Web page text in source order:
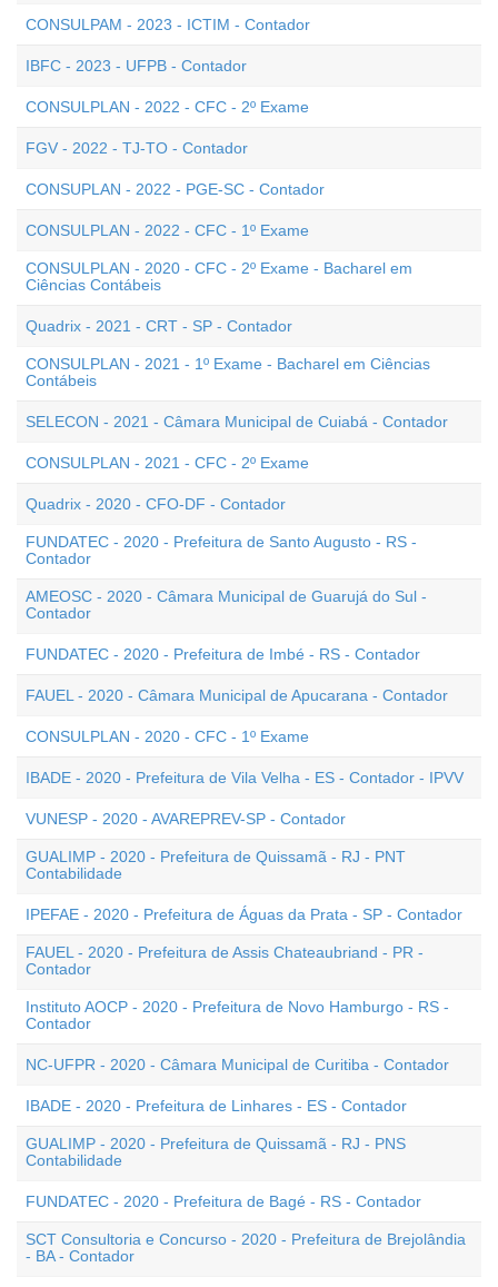
CONSULPAM - 2023 - ICTIM - Contador
IBFC - 2023 - UFPB - Contador
CONSULPLAN - 2022 - CFC - 2º Exame
FGV - 2022 - TJ-TO - Contador
CONSUPLAN - 2022 - PGE-SC - Contador
CONSULPLAN - 2022 - CFC - 1º Exame
CONSULPLAN - 2020 - CFC - 2º Exame - Bacharel em
Ciências Contábeis
Quadrix - 2021 - CRT - SP - Contador
CONSULPLAN - 2021 - 1º Exame - Bacharel em Ciências
Contábeis
SELECON - 2021 - Câmara Municipal de Cuiabá - Contador
CONSULPLAN - 2021 - CFC - 2º Exame
Quadrix - 2020 - CFO-DF - Contador
FUNDATEC - 2020 - Prefeitura de Santo Augusto - RS -
Contador
AMEOSC - 2020 - Câmara Municipal de Guarujá do Sul -
Contador
FUNDATEC - 2020 - Prefeitura de Imbé - RS - Contador
FAUEL - 2020 - Câmara Municipal de Apucarana - Contador
CONSULPLAN - 2020 - CFC - 1º Exame
IBADE - 2020 - Prefeitura de Vila Velha - ES - Contador - IPVV
VUNESP - 2020 - AVAREPREV-SP - Contador
GUALIMP - 2020 - Prefeitura de Quissamã - RJ - PNT
Contabilidade
IPEFAE - 2020 - Prefeitura de Águas da Prata - SP - Contador
FAUEL - 2020 - Prefeitura de Assis Chateaubriand - PR -
Contador
Instituto AOCP - 2020 - Prefeitura de Novo Hamburgo - RS -
Contador
NC-UFPR - 2020 - Câmara Municipal de Curitiba - Contador
IBADE - 2020 - Prefeitura de Linhares - ES - Contador
GUALIMP - 2020 - Prefeitura de Quissamã - RJ - PNS
Contabilidade
FUNDATEC - 2020 - Prefeitura de Bagé - RS - Contador
SCT Consultoria e Concurso - 2020 - Prefeitura de Brejolândia
- BA - Contador